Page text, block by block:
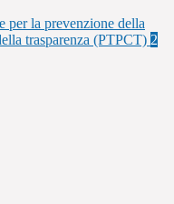
per la prevenzione della
trasparenza (PTPCT) 2